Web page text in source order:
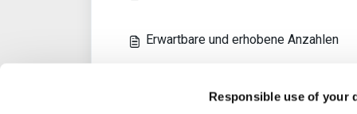
Responsible use of your
Erwartbare und erhobene Anzahlen